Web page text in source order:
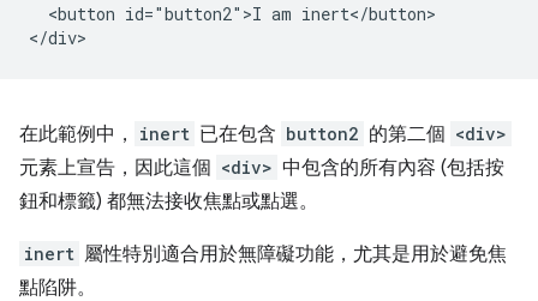
  <button id="button2">I am inert</button>
在此範例中， inert 已在包含 button2 的第二個 <div>
元素上宣告，因此這個 <div> 中包含的所有內容 (包括按
鈕和標籤) 都無法接收焦點或點選。
inert 屬性特別適合用於無障礙功能，尤其是用於避免焦
點陷阱。